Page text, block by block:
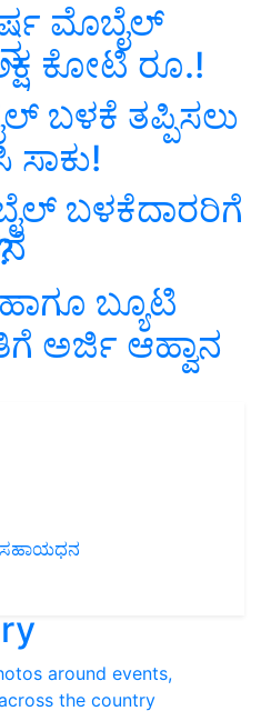
around events,
the country
ಮೊಬೈಲ್
ಕೋಟಿ ರೂ.!
ಬಳಕೆ ತಪ್ಪಿಸಲು
ಸಾಕು!
ಬಳಕೆದಾರರಿಗೆ
ಬ್ಯೂಟಿ
ಅರ್ಜಿ ಆಹ್ವಾನ
ಸಹಾಯಧನ